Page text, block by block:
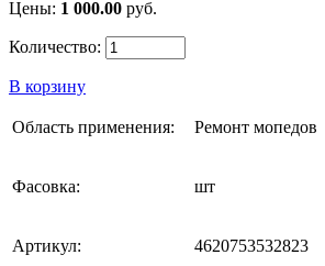
Цены: 1 000.00 руб.
Количество:
В корзину
Область применения: Ремонт мопедов
Фасовка: шт
Артикул: 4620753532823